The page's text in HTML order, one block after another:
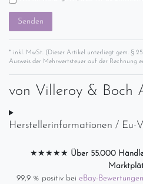
Senden
* inkl. MwSt. (Dieser Artikel unterliegt gem. §
Ausweis der Mehrwertsteuer auf der Rechnung
von Villeroy & Boch
Herstellerinformationen / Eu-
★★★★★ Über 55.000
99,9 % positiv bei eBay-Bewertungen